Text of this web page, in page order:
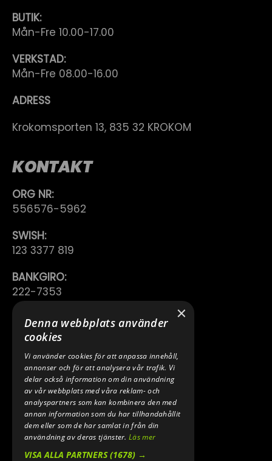
BUTIK:
Mån-Fre 10.00-17.00
VERKSTAD:
Mån-Fre 08.00-16.00
ADRESS
Krokomsporten 13, 835 32 KROKOM
KONTAKT
ORG NR:
556576-5962
SWISH:
123 3377 819
BANKGIRO:
222-7353
TELEFON:
0640 200 50
E-POST:
INFO@SPEEDSHOPEN.SE
ÅNGRA MITT KÖP
×
Denna webbplats använder
cookies
Vi använder cookies för att anpassa innehåll,
annonser och för att analysera vår trafik. Vi
delar också information om din användning
av vår webbplats med våra reklam- och
analyspartners som kan kombinera den med
annan information som du har tillhandahållit
dem eller som de har samlat in från din
användning av deras tjänster.Läs mer
VISA ALLA PARTNERS(1678) →